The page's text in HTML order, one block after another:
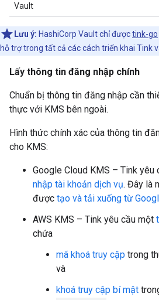
Vault
Lưu ý: HashiCorp Vault chỉ đượctink-go
hỗ trợ trong tất cả các cách triển khai Tink
Lấy thông tin đăng nhập chính
Chuẩn bị thông tin đăng nhập cần
thực với KMS bên ngoài.
Hình thức chính xác của thông tin
cho KMS:
Google Cloud KMS – Tink yêu
nhập tài khoản dịch vụ. Đây là
được tạo và tải xuống từ
AWS KMS – Tink yêu cầu một
chứa
mã khoá truy cập trong
và
khoá truy cập bí mật